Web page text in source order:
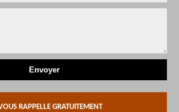
RAPPELLE GRATUITEMENT